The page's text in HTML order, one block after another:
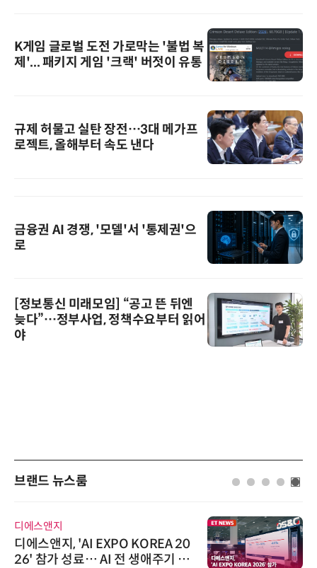
K게임 글로벌 도전 가로막는 '불법 복
제'... 패키지 게임 '크랙' 버젓이 유통
규제 허물고 실탄 장전…3대 메가프
로젝트, 올해부터 속도 낸다
금융권 AI 경쟁, '모델'서 '통제권'으
로
[정보통신 미래모임] “공고 뜬 뒤엔
늦다”…정부사업, 정책수요부터 읽어
야
브랜드 뉴스룸
디에스앤지
디에스앤지, 'AI EXPO KOREA 20
26' 참가 성료… AI 전 생애주기 아